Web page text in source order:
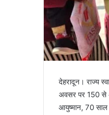
देहरादून। राज्य
अवसर पर 150 से
आयुष्मान, 70 साल